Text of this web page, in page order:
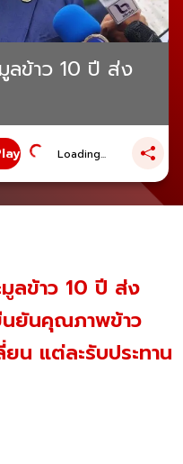
มูลข้าว 10 ปี ส่ง
Loading...
มูลข้าว 10 ปี ส่ง
ยันคุณภาพข้าว
น แต่ละรับประทาน